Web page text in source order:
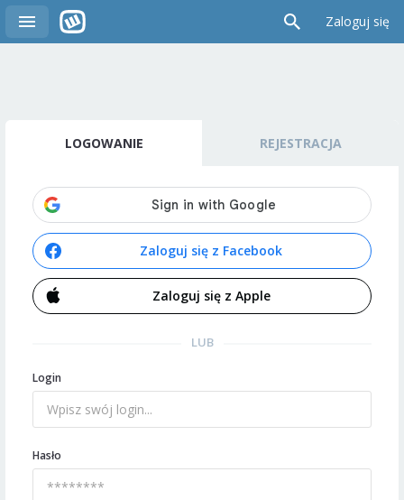
Zaloguj się
LOGOWANIE REJESTRACJA
Zaloguj się z Facebook
Zaloguj się z Apple
LUB
Login
Hasło